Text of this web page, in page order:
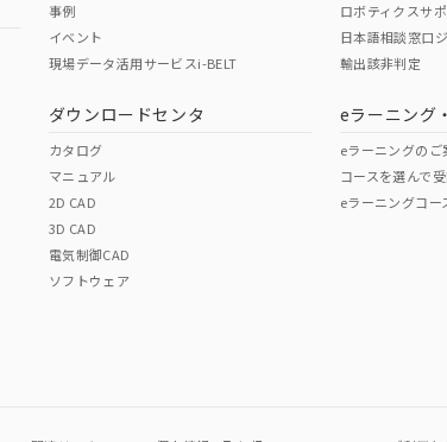
品が混在する可能性があります。
さい。
この製品の規格認証/適合
その他の認証はこちらのページからご
事例
イベント
現場データ活用サービスi-BELT
ダウンロードセンタ
カタログ
マニュアル
2D CAD
3D CAD
電気制御CAD
ソフトウェア
ロボティクスサ
日本語相談窓口
輸出該非判定
eラーニング
eラーニングのご
コースを選んで
eラーニングコー